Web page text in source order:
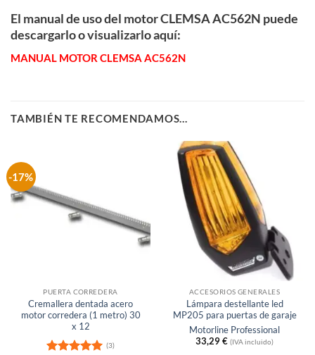
El manual de uso del motor CLEMSA AC562N puede
descargarlo o visualizarlo aquí:
MANUAL MOTOR CLEMSA AC562N
TAMBIÉN TE RECOMENDAMOS…
-17%
PUERTA CORREDERA
Cremallera dentada acero
motor corredera (1 metro) 30
x 12
(3)
ACCESORIOS GENERALES
Lámpara destellante led
MP205 para puertas de garaje
Motorline Professional
33,29€ (IVA incluido)